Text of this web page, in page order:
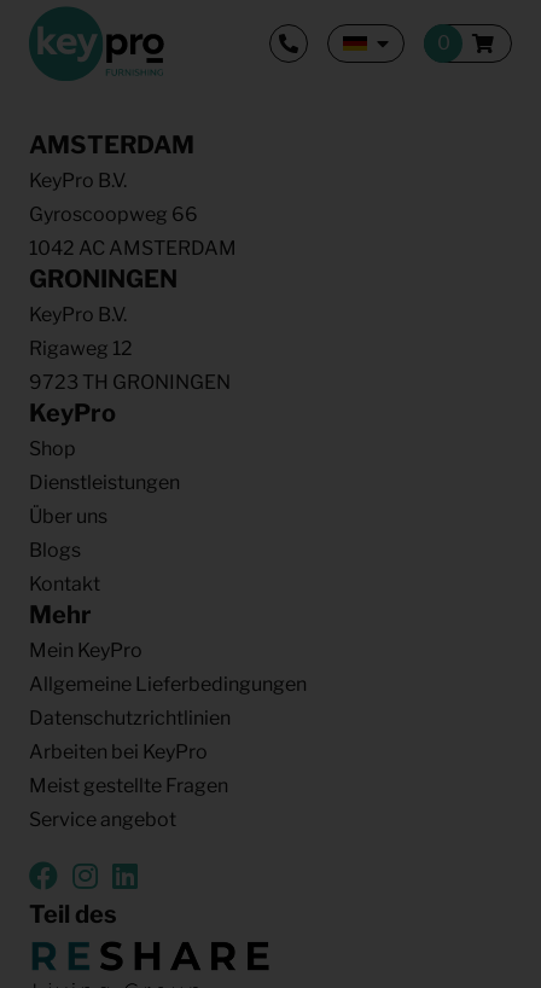
AMSTERDAM
KeyPro B.V.
Gyroscoopweg 66
1042 AC AMSTERDAM
GRONINGEN
KeyPro B.V.
Rigaweg 12
9723 TH GRONINGEN
KeyPro
Shop
Dienstleistungen
Über uns
Blogs
Kontakt
Mehr
Mein KeyPro
Allgemeine Lieferbedingungen
Datenschutzrichtlinien
Arbeiten bei KeyPro
Meist gestellte Fragen
Service angebot
Teil des